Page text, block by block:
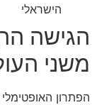
הישראלי
הגישה
משני